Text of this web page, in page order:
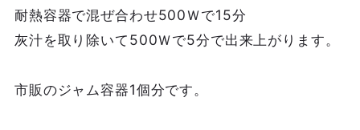
耐熱容器で混ぜ合わせ500Ｗで15分
灰汁を取り除いて500Ｗで5分で出来上がります。
市販のジャム容器1個分です。